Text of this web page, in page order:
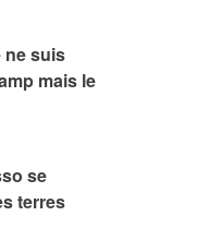
ne suis
mais le
se
terres